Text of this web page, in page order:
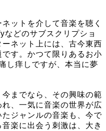
ットを介して音楽を聴く
どのサブスクリプショ
ネット上には、古今東西
す。かつて限りあるお小
し痒しですが、本当に夢
までなら、その興味の範
、一気に音楽の世界が広
ジャンルの音楽も、今で
楽に出会う刺激は、大き